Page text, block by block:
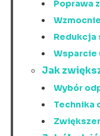
Poprawa
Redukcja
Wsparcie
Jak
Wybór
Technika